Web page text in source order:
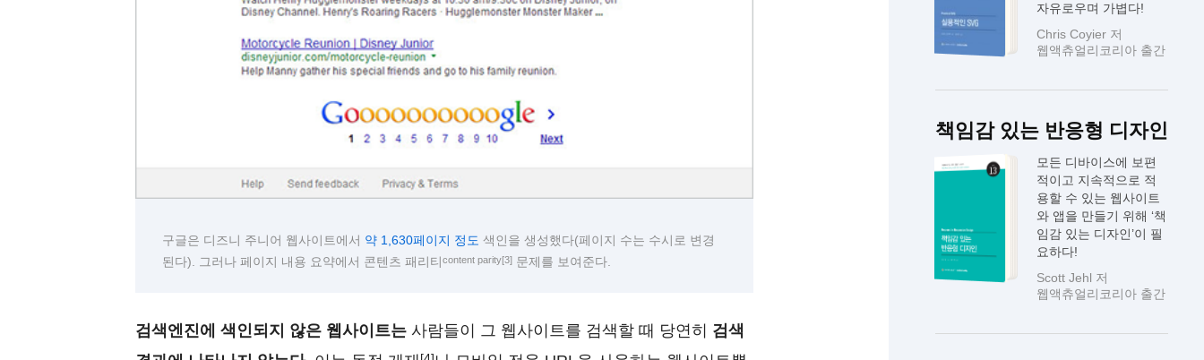
구글은 디즈니 주니어 웹사이트에서 약 1,630페이지 정도 색인을 생성했다(페이지 수는 수시로 변경
된다). 그러나 페이지 내용 요약에서 콘텐츠 패리티content parity[3] 문제를 보여준다.
검색엔진에 색인되지 않은 웹사이트는 사람들이 그 웹사이트를 검색할 때 당연히 검색
자유로우며 가볍다!
Chris Coyier 저
웹액츄얼리코리아 출간
책임감 있는 반응형 디자인
모든 디바이스에 보편
적이고 지속적으로 적
용할 수 있는 웹사이트
와 앱을 만들기 위해 ‘책
임감 있는 디자인’이 필
요하다!
Scott Jehl 저
웹액츄얼리코리아 출간